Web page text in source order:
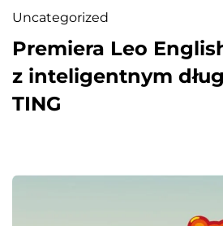
Uncategorized
Premiera Leo
z inteligentnym
TING